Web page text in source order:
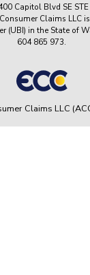
Capitol Blvd SE
Claims LLC
(UBI) in the State of
604 865 973.
Claims LLC